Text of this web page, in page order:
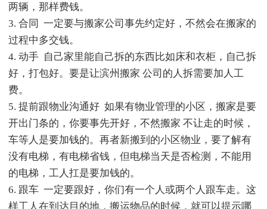
两辆，那样费钱。
3. 合同 一定要与搬家公司事先约定好，不然会在搬家的
过程中多交钱。
4. 动手 自己家里能自己拆的东西比如床和衣柜，自己拆
好，打包好。要是让滨州搬家 公司的人拆需要加人工
费。
5. 提前跟物业沟通好 如果有物业管理的小区，搬家是要
开出门条的，你要事先开好，不然搬家 不让走的时候，
车等人是要加钱的。再者新搬到的小区物业，要了解有
没有电梯，有电梯省钱，但电梯当天是否检测，不能用
的电梯，工人扛是要加钱的。
6. 跟车 一定要跟好，你们有一个人或两个人跟车走。这
样工人在到达目的地，搬运物品的时候，就可以提示哪